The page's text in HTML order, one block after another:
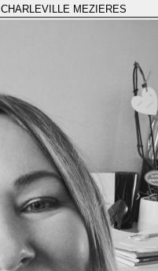
CHARLEVILLE MEZIERES